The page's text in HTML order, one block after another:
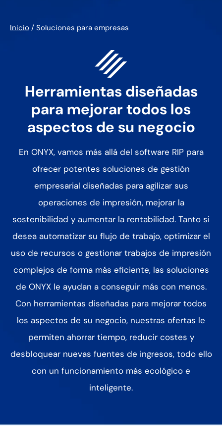
Inicio / Soluciones para empresas
Herramientas diseñadas
para mejorar todos los
aspectos de su negocio
En ONYX, vamos más allá del software RIP para
ofrecer potentes soluciones de gestión
empresarial diseñadas para agilizar sus
operaciones de impresión, mejorar la
sostenibilidad y aumentar la rentabilidad. Tanto si
desea automatizar su flujo de trabajo, optimizar el
uso de recursos o gestionar trabajos de impresión
complejos de forma más eficiente, las soluciones
de ONYX le ayudan a conseguir más con menos.
Con herramientas diseñadas para mejorar todos
los aspectos de su negocio, nuestras ofertas le
permiten ahorrar tiempo, reducir costes y
desbloquear nuevas fuentes de ingresos, todo ello
con un funcionamiento más ecológico e
inteligente.